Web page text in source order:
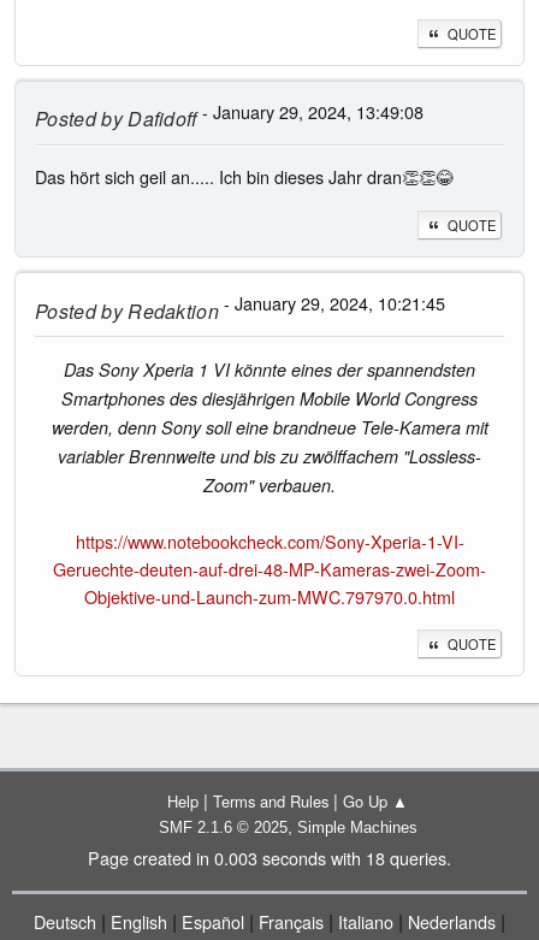
QUOTE
Posted byDafidoff- January 29, 2024, 13:49:08
Das hört sich geil an..... Ich bin dieses Jahr dran👏👏😂
QUOTE
Posted byRedaktion- January 29, 2024, 10:21:45
Das Sony Xperia 1 VI könnte eines der spannendsten
Smartphones des diesjährigen Mobile World Congress
werden, denn Sony soll eine brandneue Tele-Kamera mit
variabler Brennweite und bis zu zwölffachem "Lossless-
Zoom" verbauen.
https://www.notebookcheck.com/Sony-Xperia-1-VI-
Geruechte-deuten-auf-drei-48-MP-Kameras-zwei-Zoom-
Objektive-und-Launch-zum-MWC.797970.0.html
QUOTE
Help | Terms and Rules | Go Up ▲
SMF 2.1.6 © 2025, Simple Machines
Page created in 0.003 seconds with 18 queries.
Deutsch | English | Español | Français | Italiano | Nederlands |